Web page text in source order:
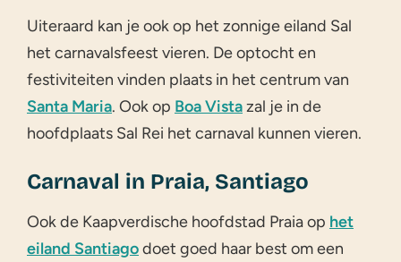
Uiteraard kan je ook op het zonnige eiland Sal
het carnavalsfeest vieren. De optocht en
festiviteiten vinden plaats in het centrum van
Santa Maria. Ook op Boa Vistazal je in de
hoofdplaats Sal Rei het carnaval kunnen vieren.
Carnaval in Praia, Santiago
Ook de Kaapverdische hoofdstad Praia op het
eiland Santiagodoet goed haar best om een